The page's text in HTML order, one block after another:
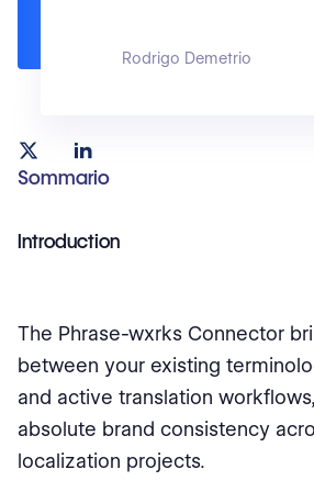
Rodrigo Demetrio
Sommario
Introduction
The Phrase-wxrks Connector
between your existing
and active translation
absolute brand consistency
localization projects.